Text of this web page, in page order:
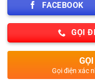
FACEBOOK
GỌI
Gọi điện xác